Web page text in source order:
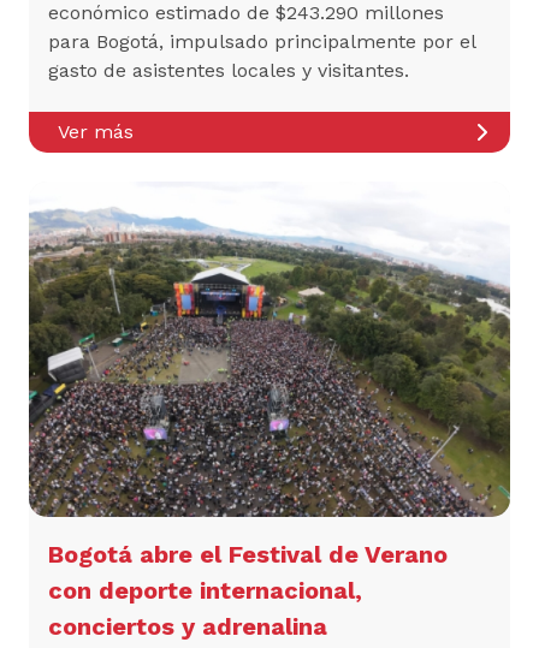
económico estimado de $243.290 millones
para Bogotá, impulsado principalmente por el
gasto de asistentes locales y visitantes.
Ver más
Bogotá abre el Festival de Verano
con deporte internacional,
conciertos y adrenalina